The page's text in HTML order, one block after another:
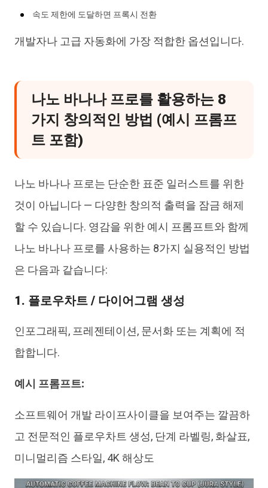
속도 제한에 도달하면 프록시 전환
개발자나 고급 자동화에 가장 적합한 옵션입니다.
나노 바나나 프로를 활용하는 8
가지 창의적인 방법 (예시 프롬프
트 포함)
나노 바나나 프로는 단순한 표준 일러스트를 위한
것이 아닙니다 — 다양한 창의적 출력을 잠금 해제
할 수 있습니다. 영감을 위한 예시 프롬프트와 함께
나노 바나나 프로를 사용하는 8가지 실용적인 방법
은 다음과 같습니다:
1. 플로우차트 / 다이어그램 생성
인포그래픽, 프레젠테이션, 문서화 또는 계획에 적
합합니다.
예시 프롬프트:
소프트웨어 개발 라이프사이클을 보여주는 깔끔하
고 전문적인 플로우차트 생성, 단계 라벨링, 화살표,
미니멀리즘 스타일, 4K 해상도